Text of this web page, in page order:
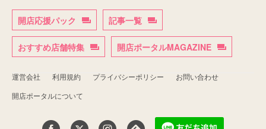
開店応援パック 記事一覧
おすすめ店舗特集 開店ポータルMAGAZINE
運営会社 利用規約 プライバシーポリシー
お問い合わせ
開店ポータルについて